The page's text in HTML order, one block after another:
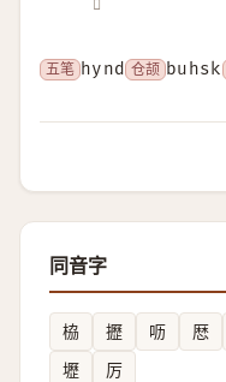
𥈳
五笔 hynd 仓颉 buhsk
同音字
栛 攊 呖 厯
壢
厉